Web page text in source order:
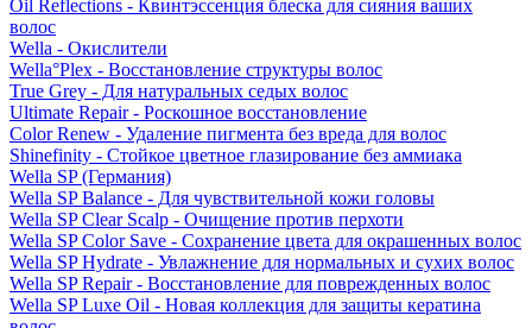
Oil Reflections - Квинтэссенция блеска для сияния ваших
волос
Wella - Окислители
Wella°Plex - Восстановление структуры волос
True Grey - Для натуральных седых волос
Ultimate Repair - Роскошное восстановление
Color Renew - Удаление пигмента без вреда для волос
Shinefinity - Стойкое цветное глазирование без аммиака
Wella SP (Германия)
Wella SP Balance - Для чувствительной кожи головы
Wella SP Clear Scalp - Очищение против перхоти
Wella SP Color Save - Сохранение цвета для окрашенных волос
Wella SP Hydrate - Увлажнение для нормальных и сухих волос
Wella SP Repair - Восстановление для поврежденных волос
Wella SP Luxe Oil - Новая коллекция для защиты кератина